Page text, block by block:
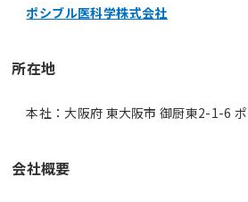
ポシブル医科学株式会社
所在地
本社：大阪府 東大阪市 御厨東2-1-6
会社概要